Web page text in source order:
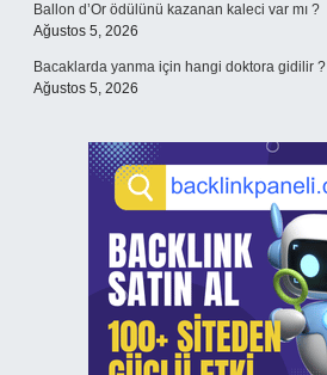
Ballon d’Or ödülünü kazanan kaleci var mı ?
Ağustos 5, 2026
Bacaklarda yanma için hangi doktora gidilir ?
Ağustos 5, 2026